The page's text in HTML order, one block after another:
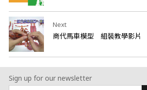
Next
商代馬車模型 組裝教學影片
Sign up for our newsletter